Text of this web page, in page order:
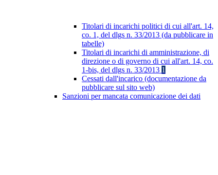
Titolari di incarichi politici di cui all'art. 14,
co. 1, del dlgs n. 33/2013 (da pubblicare in
tabelle)
Titolari di incarichi di amministrazione, di
direzione o di governo di cui all'art. 14, co.
1-bis, del dlgs n. 33/2013 1
Cessati dall'incarico (documentazione da
pubblicare sul sito web)
Sanzioni per mancata comunicazione dei dati